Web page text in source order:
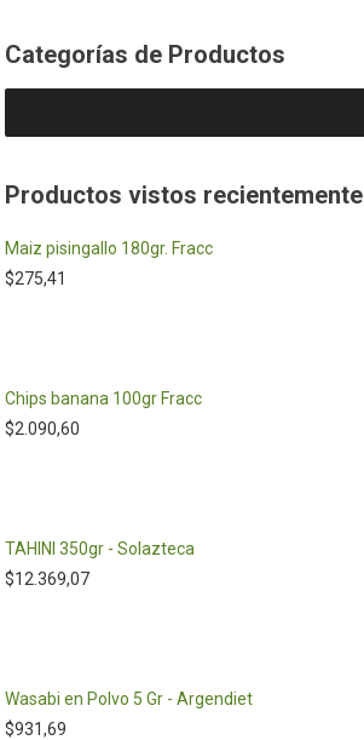
Categorías de Productos
Productos vistos recientemente
Maiz pisingallo 180gr. Fracc
$275,41
Chips banana 100gr Fracc
$2.090,60
TAHINI 350gr - Solazteca
$12.369,07
Wasabi en Polvo 5 Gr - Argendiet
$931,69